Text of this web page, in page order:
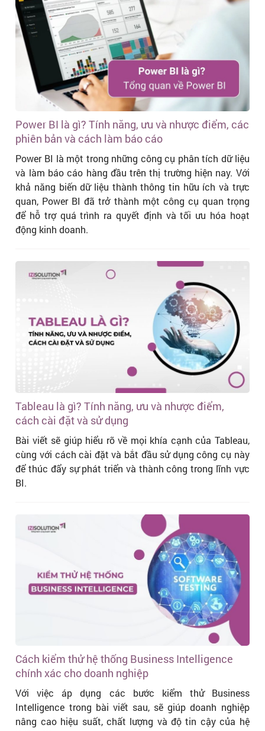
Power BI là gì? Tính năng, ưu và nhược điểm, các
phiên bản và cách làm báo cáo
Power BI là một trong những công cụ phân tích dữ liệu
và làm báo cáo hàng đầu trên thị trường hiện nay. Với
khả năng biến dữ liệu thành thông tin hữu ích và trực
quan, Power BI đã trở thành một công cụ quan trọng
để hỗ trợ quá trình ra quyết định và tối ưu hóa hoạt
động kinh doanh.
Tableau là gì? Tính năng, ưu và nhược điểm,
cách cài đặt và sử dụng
Bài viết sẽ giúp hiểu rõ về mọi khía cạnh của Tableau,
cùng với cách cài đặt và bắt đầu sử dụng công cụ này
để thúc đẩy sự phát triển và thành công trong lĩnh vực
BI.
Cách kiểm thử hệ thống Business Intelligence
chính xác cho doanh nghiệp
Với việc áp dụng các bước kiểm thử Business
Intelligence trong bài viết sau, sẽ giúp doanh nghiệp
nâng cao hiệu suất, chất lượng và độ tin cậy của hệ